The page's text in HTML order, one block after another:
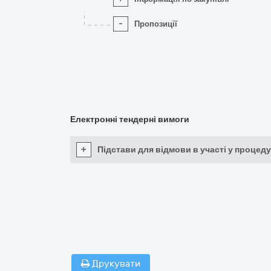
- Пропозиції
Електронні тендерні вимоги
+ Підстави для відмови в участі у
Друкувати